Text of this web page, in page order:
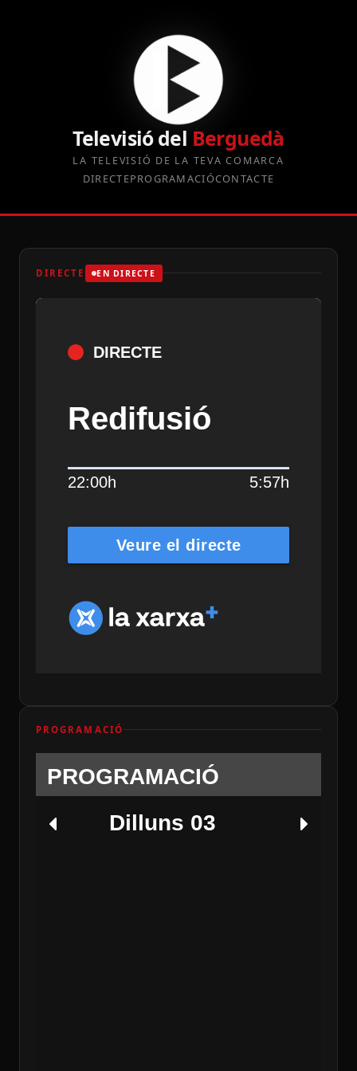
Televisió del Berguedà
LA TELEVISIÓ DE LA TEVA COMARCA
DIRECTEPROGRAMACIÓCONTACTE
DIRECTE EN DIRECTE
DIRECTE
Redifusió
22:00h 5:57h
Veure el directe
PROGRAMACIÓ
PROGRAMACIÓ
Dilluns 03